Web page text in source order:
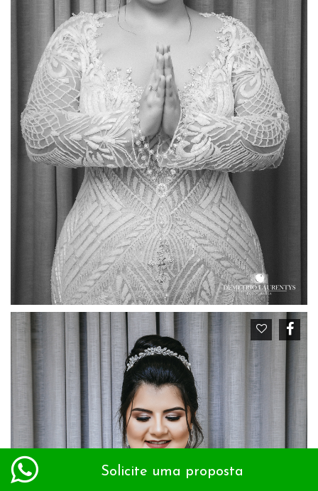
Solicite uma proposta